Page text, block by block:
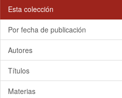
Esta colección
Por fecha de publicación
Autores
Títulos
Materias